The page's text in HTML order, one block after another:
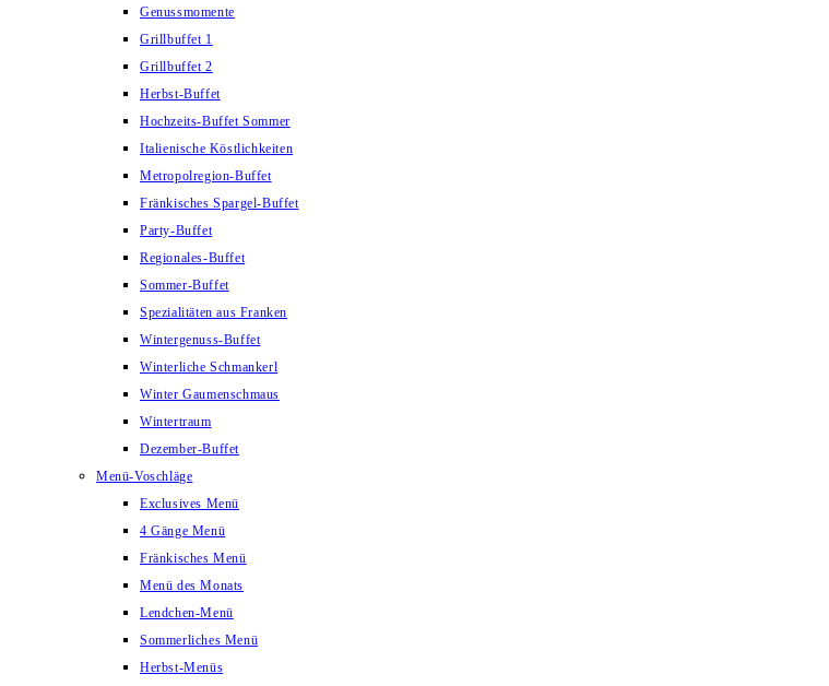
Genussmomente
Grillbuffet 1
Grillbuffet 2
Herbst-Buffet
Hochzeits-Buffet Sommer
Italienische Köstlichkeiten
Metropolregion-Buffet
Fränkisches Spargel-Buffet
Party-Buffet
Regionales-Buffet
Sommer-Buffet
Spezialitäten aus Franken
Wintergenuss-Buffet
Winterliche Schmankerl
Winter Gaumenschmaus
Wintertraum
Dezember-Buffet
Menü-Voschläge
Exclusives Menü
4 Gänge Menü
Fränkisches Menü
Menü des Monats
Lendchen-Menü
Sommerliches Menü
Herbst-Menüs